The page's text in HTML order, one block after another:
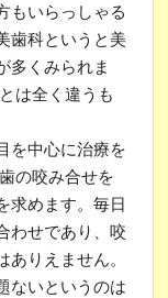
もいらっしゃる
歯科というと美
多くみられま
は全く違うも
を中心に治療を
の咬み合せを
求めます。毎日
わせであり、咬
りえません。
ないというのは